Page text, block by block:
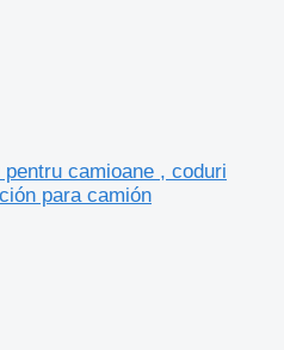
camioane , coduri
para camión